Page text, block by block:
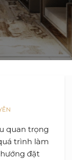
quan trọng
trình làm
đặt